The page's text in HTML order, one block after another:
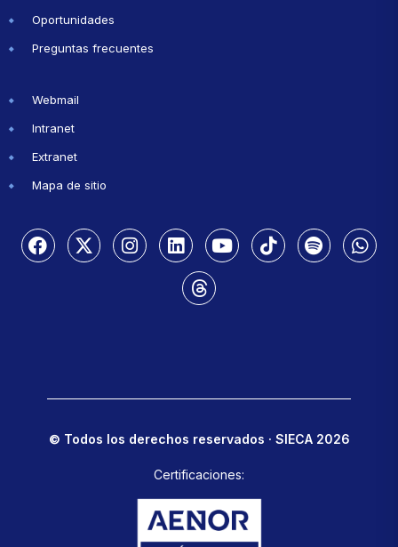
Oportunidades
Preguntas frecuentes
Webmail
Intranet
Extranet
Mapa de sitio
© Todos los derechos reservados · SIECA 2026
Certificaciones: